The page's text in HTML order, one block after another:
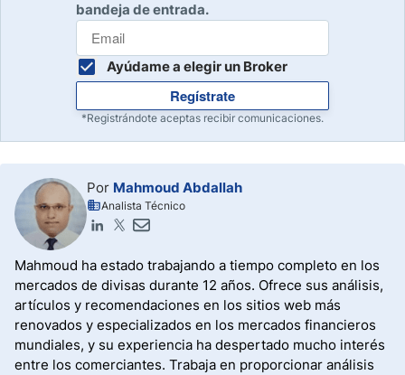
bandeja de entrada.
Ayúdame a elegir un Broker
Regístrate
*Registrándote aceptas recibir comunicaciones.
Por Mahmoud Abdallah
Analista Técnico
Mahmoud ha estado trabajando a tiempo completo en los
mercados de divisas durante 12 años. Ofrece sus análisis,
artículos y recomendaciones en los sitios web más
renovados y especializados en los mercados financieros
mundiales, y su experiencia ha despertado mucho interés
entre los comerciantes. Trabaja en proporcionar análisis